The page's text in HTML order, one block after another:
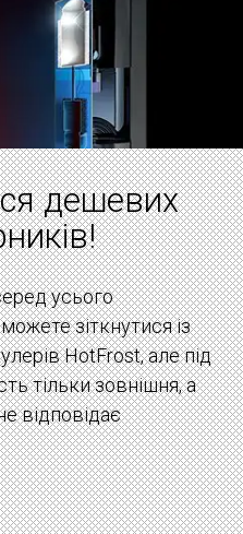
дешевих
усього
зіткнутися із
HotFrost, але під
тільки зовнішня, а
відповідає